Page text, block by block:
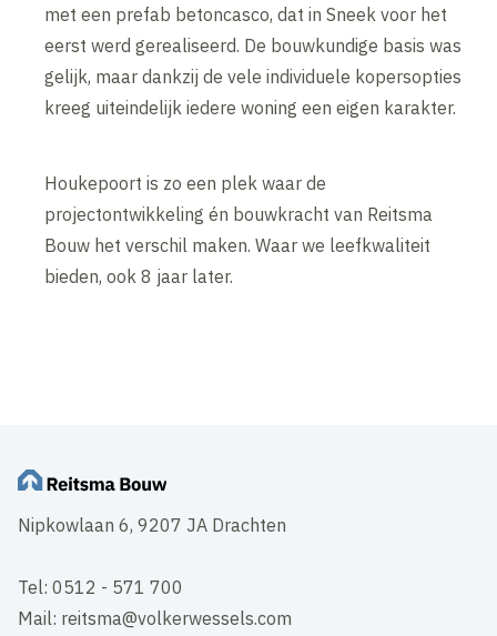
met een prefab betoncasco, dat in Sneek voor het
eerst werd gerealiseerd. De bouwkundige basis was
gelijk, maar dankzij de vele individuele kopersopties
kreeg uiteindelijk iedere woning een eigen karakter.
Houkepoort is zo een plek waar de
projectontwikkeling én bouwkracht van Reitsma
Bouw het verschil maken. Waar we leefkwaliteit
bieden, ook 8 jaar later.
Nipkowlaan 6, 9207 JA Drachten
Tel: 0512 - 571 700
Mail: reitsma@volkerwessels.com